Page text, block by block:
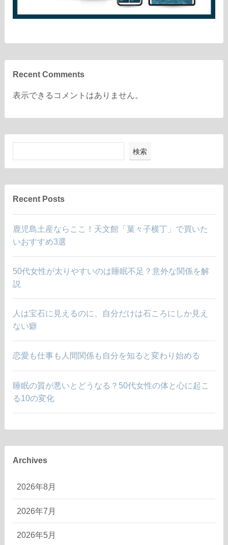
Recent Comments
表示できるコメントはありません。
検索
Recent Posts
鹿児島土産ならここ！天文館「菓々子横丁」で買いた
いおすすめ3選
50代女性が太りやすいのは睡眠不足？意外な関係を解
説
人は宝石に見えるのに、自分だけは石ころにしか見え
ない癖
恋愛も仕事も人間関係も自分を知ると変わり始める
睡眠の質が悪いとどうなる？50代女性の体と心に起こ
る10の変化
Archives
2026年8月
2026年7月
2026年5月